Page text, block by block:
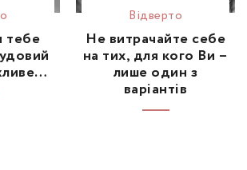
тебе
Відвертo
Не витрачайте себе
на тих, для кого Ви –
лише один з
варіантів